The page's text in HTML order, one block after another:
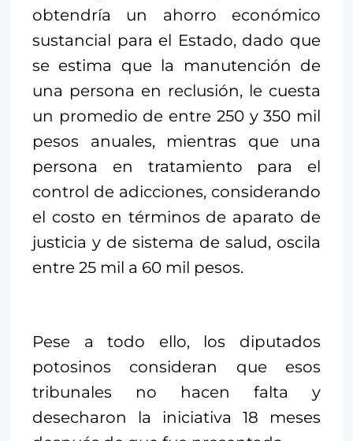
obtendría un ahorro económico
sustancial para el Estado, dado que
se estima que la manutención de
una persona en reclusión, le cuesta
un promedio de entre 250 y 350 mil
pesos anuales, mientras que una
persona en tratamiento para el
control de adicciones, considerando
el costo en términos de aparato de
justicia y de sistema de salud, oscila
entre 25 mil a 60 mil pesos.
Pese a todo ello, los diputados
potosinos consideran que esos
tribunales no hacen falta y
desecharon la iniciativa 18 meses